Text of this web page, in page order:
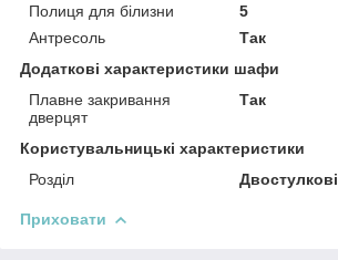
Полиця для білизни
5
Антресоль
Так
Додаткові характеристики шафи
Плавне закривання
дверцят
Так
Користувальницькі характеристики
Розділ
Приховати